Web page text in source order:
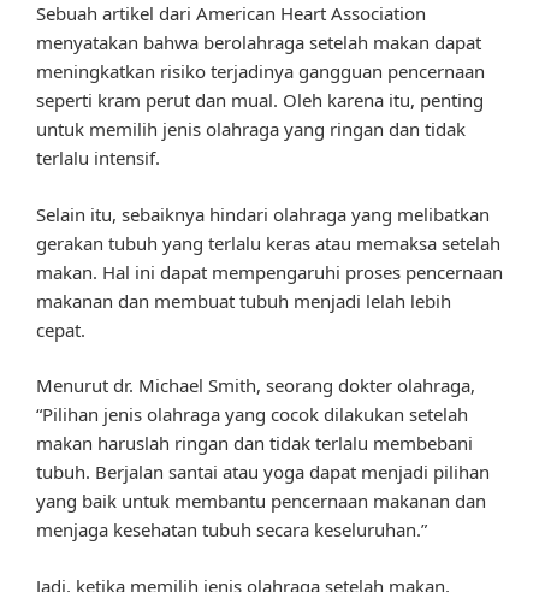
Sebuah artikel dari American Heart Association
menyatakan bahwa berolahraga setelah makan dapat
meningkatkan risiko terjadinya gangguan pencernaan
seperti kram perut dan mual. Oleh karena itu, penting
untuk memilih jenis olahraga yang ringan dan tidak
terlalu intensif.
Selain itu, sebaiknya hindari olahraga yang melibatkan
gerakan tubuh yang terlalu keras atau memaksa setelah
makan. Hal ini dapat mempengaruhi proses pencernaan
makanan dan membuat tubuh menjadi lelah lebih
cepat.
Menurut dr. Michael Smith, seorang dokter olahraga,
“Pilihan jenis olahraga yang cocok dilakukan setelah
makan haruslah ringan dan tidak terlalu membebani
tubuh. Berjalan santai atau yoga dapat menjadi pilihan
yang baik untuk membantu pencernaan makanan dan
menjaga kesehatan tubuh secara keseluruhan.”
Jadi, ketika memilih jenis olahraga setelah makan,